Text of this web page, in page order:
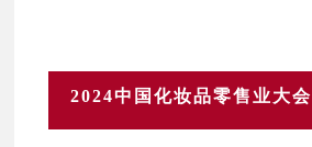
2024中国化妆品零售业大会